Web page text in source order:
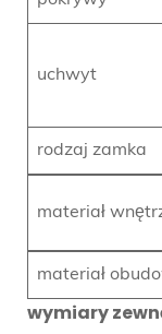
uchwyt
rodzaj zamka
materiał
materiał
wymiary